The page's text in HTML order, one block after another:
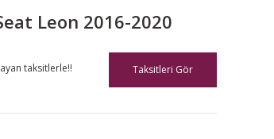
Leon 2016-2020
taksitlerle!! Taksitleri Gör